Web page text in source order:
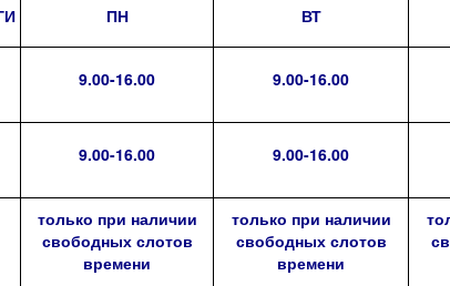
ПН ВТ
9.00-16.00 9.00-16.00
9.00-16.00 9.00-16.00
только при наличии
свободных слотов
времени
только при наличии
свободных слотов
времени